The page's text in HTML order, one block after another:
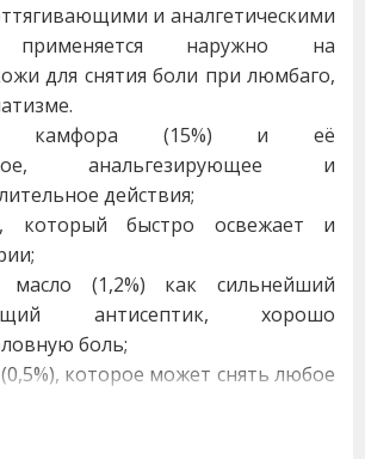
и аналгетическими
применяется наружно на
для снятия боли при люмбаго,
камфора (15%) и её
анальгезирующее и
действия;
который быстро освежает и
масло (1,2%) как сильнейший
антисептик, хорошо
боль;
которое может снять любое